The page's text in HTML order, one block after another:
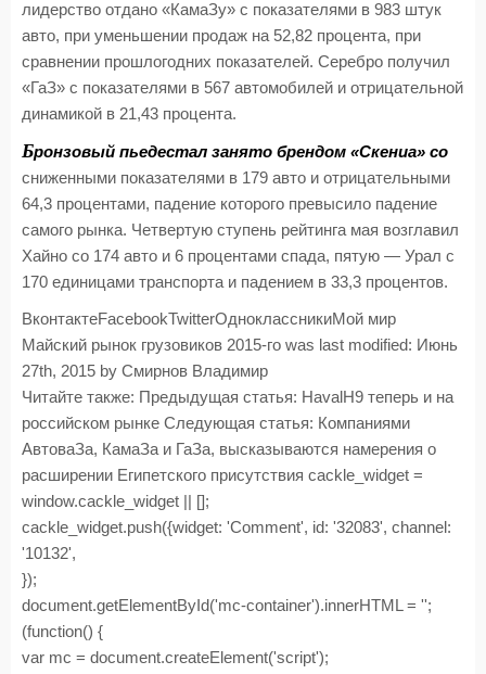
лидерство отдано «КамаЗу» с показателями в 983 штук
авто, при уменьшении продаж на 52,82 процента, при
сравнении прошлогодних показателей. Серебро получил
«ГаЗ» с показателями в 567 автомобилей и отрицательной
динамикой в 21,43 процента.
Бронзовый пьедестал занято брендом «Скениа» со
сниженными показателями в 179 авто и отрицательными
64,3 процентами, падение которого превысило падение
самого рынка. Четвертую ступень рейтинга мая возглавил
Хайно со 174 авто и 6 процентами спада, пятую — Урал с
170 единицами транспорта и падением в 33,3 процентов.
ВконтактеFacebookTwitterОдноклассникиМой мир
Майский рынок грузовиков 2015-го was last modified: Июнь
27th, 2015 by Смирнов Владимир
Читайте также: Предыдущая статья: HavalH9 теперь и на
российском рынке Следующая статья: Компаниями
АвтоваЗа, КамаЗа и ГаЗа, высказываются намерения о
расширении Египетского присутствия cackle_widget =
window.cackle_widget || [];
cackle_widget.push({widget: 'Comment', id: '32083', channel:
'10132',
});
document.getElementById('mc-container').innerHTML = '';
(function() {
var mc = document.createElement('script');